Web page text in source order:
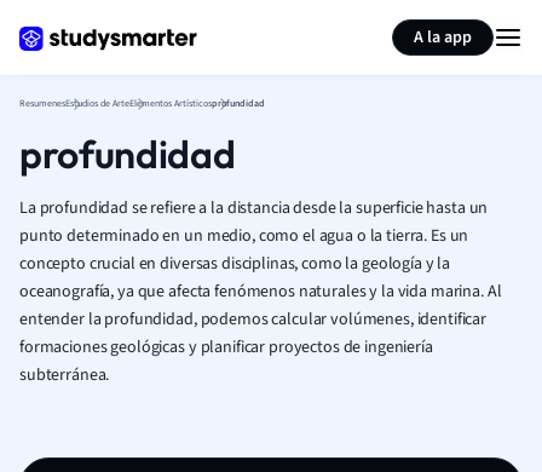
A la app
ResumenesEstudios de ArteElementos Artísticosprofundidad
profundidad
La profundidad se refiere a la distancia desde la superficie hasta un
punto determinado en un medio, como el agua o la tierra. Es un
concepto crucial en diversas disciplinas, como la geología y la
oceanografía, ya que afecta fenómenos naturales y la vida marina. Al
entender la profundidad, podemos calcular volúmenes, identificar
formaciones geológicas y planificar proyectos de ingeniería
subterránea.
Resumir página